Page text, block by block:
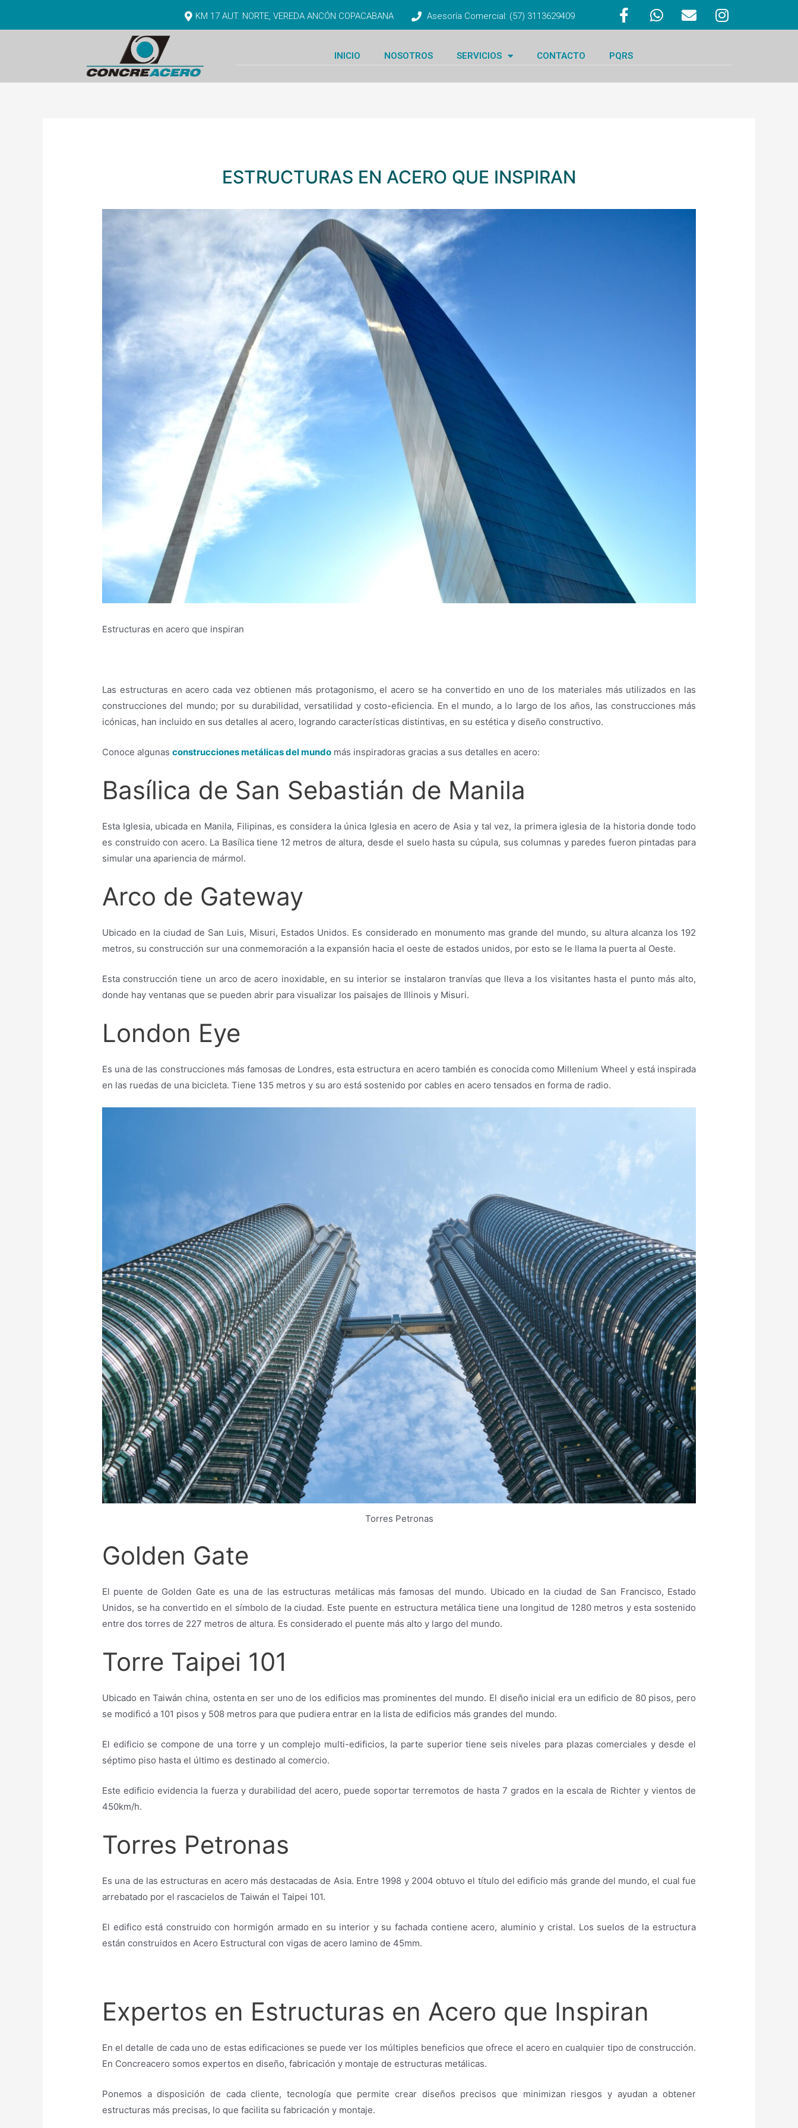
KM 17 AUT. NORTE, VEREDA ANCÓN COPACABANA Asesoría Comercial: (57) 3113629409
INICIO NOSOTROS SERVICIOS CONTACTO PQRS
ESTRUCTURAS EN ACERO QUE INSPIRAN
Estructuras en acero que inspiran
Las estructuras en acero cada vez obtienen más protagonismo, el acero se ha convertido en uno de los materiales más utilizados en las
construcciones del mundo; por su durabilidad, versatilidad y costo-eficiencia. En el mundo, a lo largo de los años, las construcciones más
icónicas, han incluido en sus detalles al acero, logrando características distintivas, en su estética y diseño constructivo.
Conoce algunasconstrucciones metálicas del mundo más inspiradoras gracias a sus detalles en acero:
Basílica de San Sebastián de Manila
Esta Iglesia, ubicada en Manila, Filipinas, es considera la única Iglesia en acero de Asia y tal vez, la primera iglesia de la historia donde todo
es construido con acero. La Basílica tiene 12 metros de altura, desde el suelo hasta su cúpula, sus columnas y paredes fueron pintadas para
simular una apariencia de mármol.
Arco de Gateway
Ubicado en la ciudad de San Luis, Misuri, Estados Unidos. Es considerado en monumento mas grande del mundo, su altura alcanza los 192
metros, su construcción sur una conmemoración a la expansión hacia el oeste de estados unidos, por esto se le llama la puerta al Oeste.
Esta construcción tiene un arco de acero inoxidable, en su interior se instalaron tranvías que lleva a los visitantes hasta el punto más alto,
donde hay ventanas que se pueden abrir para visualizar los paisajes de Illinois y Misuri.
London Eye
Es una de las construcciones más famosas de Londres, esta estructura en acero también es conocida como Millenium Wheel y está inspirada
en las ruedas de una bicicleta. Tiene 135 metros y su aro está sostenido por cables en acero tensados en forma de radio.
Torres Petronas
Golden Gate
El puente de Golden Gate es una de las estructuras metálicas más famosas del mundo. Ubicado en la ciudad de San Francisco, Estado
Unidos, se ha convertido en el símbolo de la ciudad. Este puente en estructura metálica tiene una longitud de 1280 metros y esta sostenido
entre dos torres de 227 metros de altura. Es considerado el puente más alto y largo del mundo.
Torre Taipei 101
Ubicado en Taiwán china, ostenta en ser uno de los edificios mas prominentes del mundo. El diseño inicial era un edificio de 80 pisos, pero
se modificó a 101 pisos y 508 metros para que pudiera entrar en la lista de edificios más grandes del mundo.
El edificio se compone de una torre y un complejo multi-edificios, la parte superior tiene seis niveles para plazas comerciales y desde el
séptimo piso hasta el último es destinado al comercio.
Este edificio evidencia la fuerza y durabilidad del acero, puede soportar terremotos de hasta 7 grados en la escala de Richter y vientos de
450km/h.
Torres Petronas
Es una de las estructuras en acero más destacadas de Asia. Entre 1998 y 2004 obtuvo el título del edificio más grande del mundo, el cual fue
arrebatado por el rascacielos de Taiwán el Taipei 101.
El edifico está construido con hormigón armado en su interior y su fachada contiene acero, aluminio y cristal. Los suelos de la estructura
están construidos en Acero Estructural con vigas de acero lamino de 45mm.
Expertos en Estructuras en Acero que Inspiran
En el detalle de cada uno de estas edificaciones se puede ver los múltiples beneficios que ofrece el acero en cualquier tipo de construcción.
En Concreacero somos expertos en diseño, fabricación y montaje de estructuras metálicas.
Ponemos a disposición de cada cliente, tecnología que permite crear diseños precisos que minimizan riesgos y ayudan a obtener
estructuras más precisas, lo que facilita su fabricación y montaje.